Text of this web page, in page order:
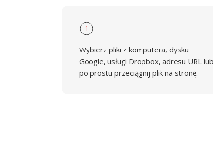
1
Wybierz pliki z komputera, dysku
Google, usługi Dropbox, adresu URL lub
po prostu przeciągnij plik na stronę.